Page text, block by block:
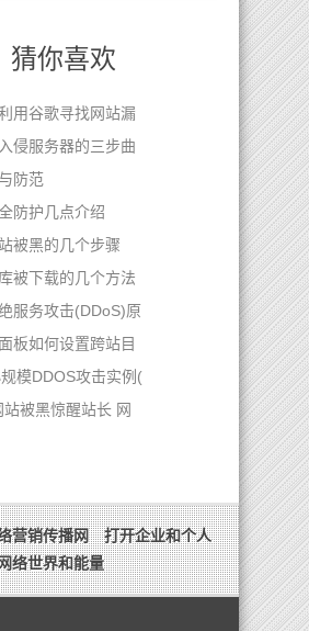
猜你喜欢
用谷歌寻找网站漏
侵服务器的三步曲
防范
防护几点介绍
被黑的几个步骤
被下载的几个方法
服务攻击(DDoS)原
板如何设置跨站目
模DDOS攻击实例(
被黑惊醒站长 网
营销传播网 打开企业和个人
络世界和能量